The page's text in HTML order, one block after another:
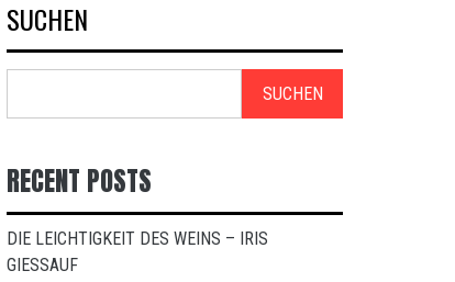
SUCHEN
SUCHEN
RECENT POSTS
DIE LEICHTIGKEIT DES WEINS – IRIS
GIESSAUF